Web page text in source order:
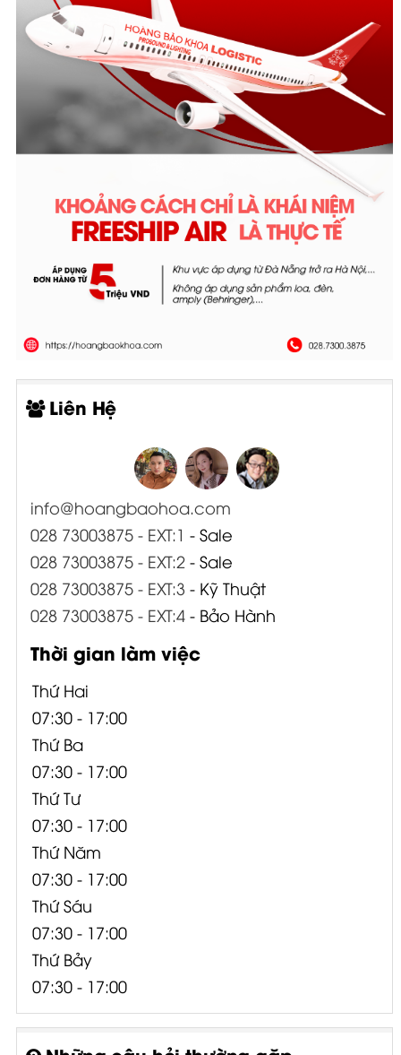
Liên Hệ
info@hoangbaohoa.com
028 73003875 - EXT:1 - Sale
028 73003875 - EXT:2- Sale
028 73003875 - EXT:3 - Kỹ Thuật
028 73003875 - EXT:4- Bảo Hành
Thời gian làm việc
Thứ Hai
07:30 - 17:00
Thứ Ba
07:30 - 17:00
Thứ Tư
07:30 - 17:00
Thứ Năm
07:30 - 17:00
Thứ Sáu
07:30 - 17:00
Thứ Bảy
07:30 - 17:00